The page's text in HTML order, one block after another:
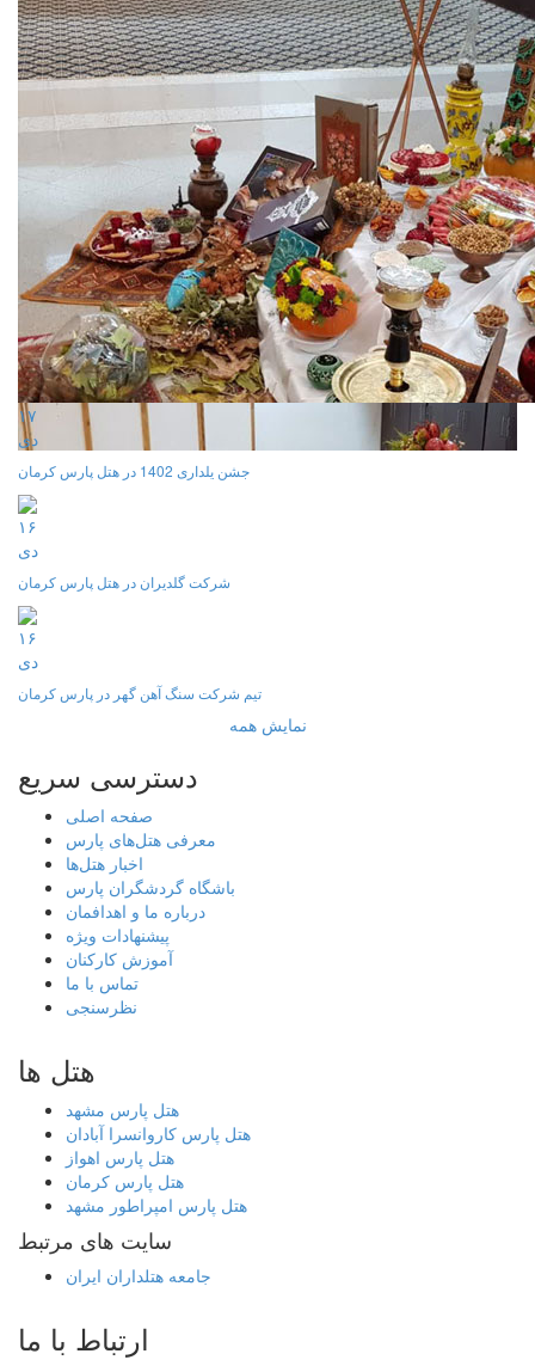
۱۷
دی
جشن یلداری 1402 در هتل پارس کرمان
۱۶
دی
شرکت گلدیران در هتل پارس کرمان
۱۶
دی
تیم شرکت سنگ آهن گهر در پارس کرمان
نمایش همه
دسترسی سریع
صفحه اصلی
معرفی هتل‌های پارس
اخبار هتل‌ها
باشگاه گردشگران پارس
درباره ما و اهدافمان
پیشنهادات ویژه
آموزش کارکنان
تماس با ما
نظرسنجی
هتل ها
هتل پارس مشهد
هتل پارس کاروانسرا آبادان
هتل پارس اهواز
هتل پارس کرمان
هتل پارس امپراطور مشهد
سایت های مرتبط
جامعه هتلداران ایران
ارتباط با ما